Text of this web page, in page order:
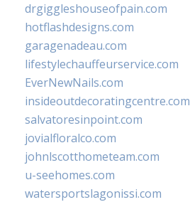
drgiggleshouseofpain.com
hotflashdesigns.com
garagenadeau.com
lifestylechauffeurservice.com
EverNewNails.com
insideoutdecoratingcentre.com
salvatoresinpoint.com
jovialfloralco.com
johnlscotthometeam.com
u-seehomes.com
watersportslagonissi.com